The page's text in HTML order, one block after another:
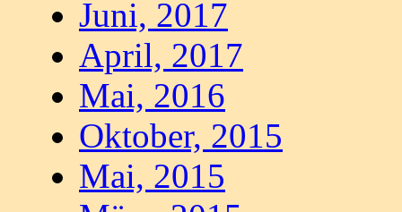
Juni, 2017
April, 2017
Mai, 2016
Oktober, 2015
Mai, 2015